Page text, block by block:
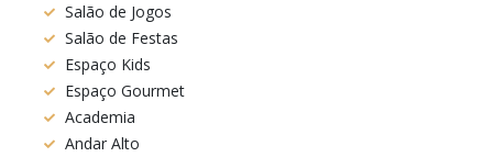
Salão de Jogos
Salão de Festas
Espaço Kids
Espaço Gourmet
Academia
Andar Alto